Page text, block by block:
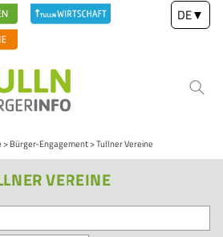
DE▼
Bürger-Engagement Tullner Vereine
VEREINE